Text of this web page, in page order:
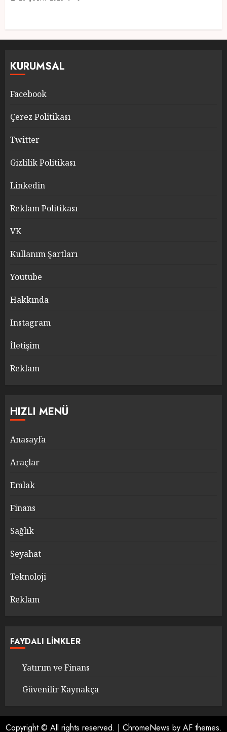
KURUMSAL
Facebook
Çerez Politikası
Twitter
Gizlilik Politikası
Linkedin
Reklam Politikası
VK
Kullanım Şartları
Youtube
Hakkında
Instagram
İletişim
Reklam
HIZLI MENÜ
Anasayfa
Araçlar
Emlak
Finans
Sağlık
Seyahat
Teknoloji
Reklam
FAYDALI LINKLER
Yatırım ve Finans
Güvenilir Kaynakça
Copyright © All rights reserved. | ChromeNews by AF themes.